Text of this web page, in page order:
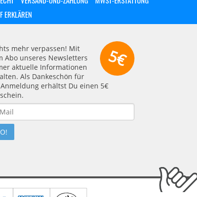
ERKLÄREN
5€
mehr verpassen! Mit
Abo unseres Newsletters
aktuelle Informationen
Als Dankeschön für
erhältst Du einen 5€